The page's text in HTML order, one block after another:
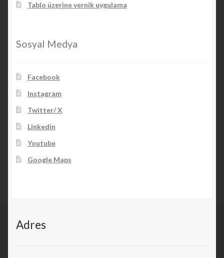
Tablo üzerine vernik uygulama
Sosyal Medya
Facebook
Instagram
Twitter/ X
Linkedin
Youtube
Google Maps
Adres